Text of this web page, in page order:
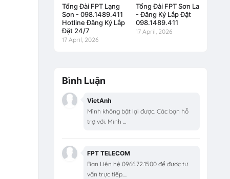
Tổng Đài FPT Lạng
Sơn - 098.1489.411
Hotline Đăng Ký Lắp
Đặt 24/7
17 April, 2026
Tổng Đài FPT Sơn La
- Đăng Ký Lắp Đặt
098.1489.411
17 April, 2026
Bình Luận
VietAnh
Mình không bật lại được. Các bạn hỗ
trợ với. Mình ...
FPT TELECOM
Bạn Liên hệ 0966.72.1500 để được tư
vấn trực tiếp....